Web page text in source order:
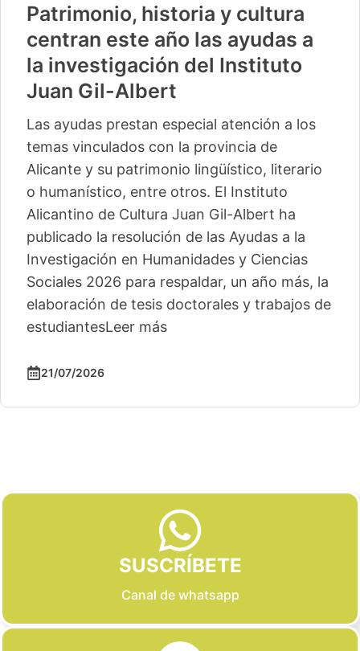
Patrimonio, historia y cultura
centran este año las ayudas a
la investigación del Instituto
Juan Gil-Albert
Las ayudas prestan especial atención a los
temas vinculados con la provincia de
Alicante y su patrimonio lingüístico, literario
o humanístico, entre otros. El Instituto
Alicantino de Cultura Juan Gil-Albert ha
publicado la resolución de las Ayudas a la
Investigación en Humanidades y Ciencias
Sociales 2026 para respaldar, un año más, la
elaboración de tesis doctorales y trabajos de
estudiantesLeer más
21/07/2026
SUSCRÍBETE
Canal de whatsapp